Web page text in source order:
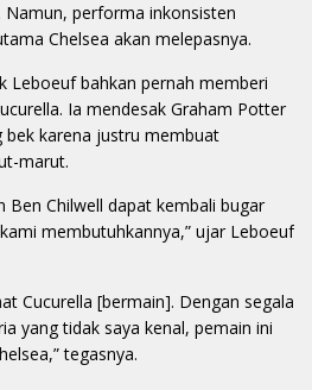
performa inkonsisten
Chelsea akan melepasnya.
Leboeuf bahkan pernah memberi
Ia mendesak Graham Potter
bek karena justru membuat
marut.
Ben Chilwell dapat kembali bugar
membutuhkannya,” ujar Leboeuf
Cucurella [bermain]. Dengan segala
yang tidak saya kenal, pemain ini
tegasnya.